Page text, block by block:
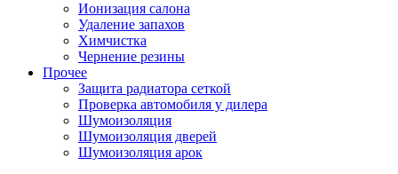
Ионизация салона
Удаление запахов
Химчистка
Чернение резины
Прочее
Защита радиатора сеткой
Проверка автомобиля у дилера
Шумоизоляция
Шумоизоляция дверей
Шумоизоляция арок